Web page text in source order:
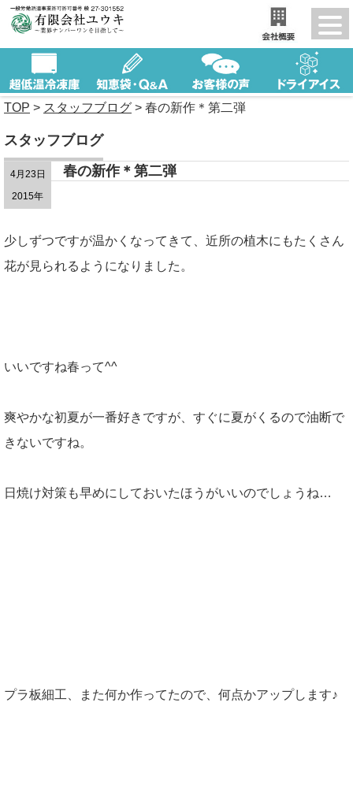
TOP > スタッフブログ > 春の新作＊第二弾
スタッフブログ
4月23日
2015年
春の新作＊第二弾
少しずつですが温かくなってきて、近所の植木にもたくさん
花が見られるようになりました。
いいですね春って^^
爽やかな初夏が一番好きですが、すぐに夏がくるので油断で
きないですね。
日焼け対策も早めにしておいたほうがいいのでしょうね…
プラ板細工、また何か作ってたので、何点かアップします♪